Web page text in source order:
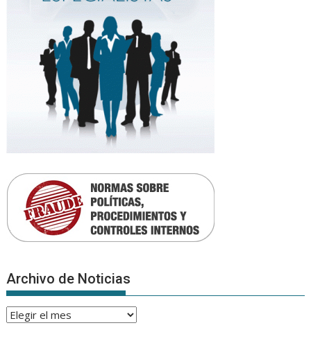
Archivo de Noticias
Archivo